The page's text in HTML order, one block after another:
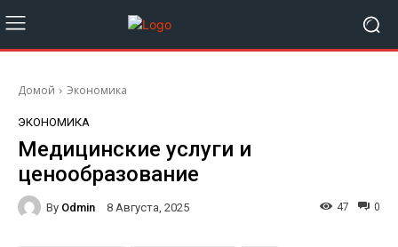
Домой Экономика
ЭКОНОМИКА
Медицинские услуги и
ценообразование
By Odmin 8 Августа, 2025 0
47